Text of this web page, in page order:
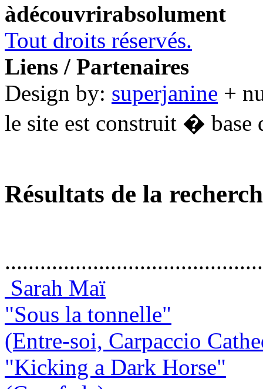
àdécouvrirabsolument
Tout droits réservés.
Liens / Partenaires
Design by: superjanine +
le site est construit � base
Résultats de la
Sarah Maï
"Sous la tonnelle"
(Entre-soi, Carpaccio
"Kicking a Dark Horse"